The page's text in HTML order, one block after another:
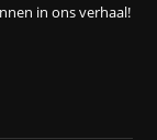
in ons verhaal!